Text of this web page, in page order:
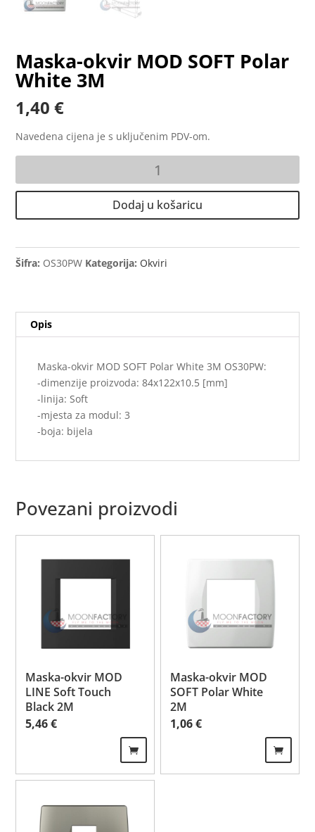
Maska-okvir MOD SOFT Polar
White 3M
1,40€
Navedena cijena je s uključenim PDV-om.
MOD
White
3M
Dodaj u košaricu
Šifra: OS30PW Kategorija: Okviri
Opis
Maska-okvir MOD SOFT Polar White 3M OS30PW:
-dimenzije proizvoda: 84x122x10.5 [mm]
-linija: Soft
-mjesta za modul: 3
-boja: bijela
Povezani proizvodi
Maska-okvir MOD
LINE Soft Touch
Black 2M
5,46€
Maska-okvir MOD
SOFT Polar White
2M
1,06€